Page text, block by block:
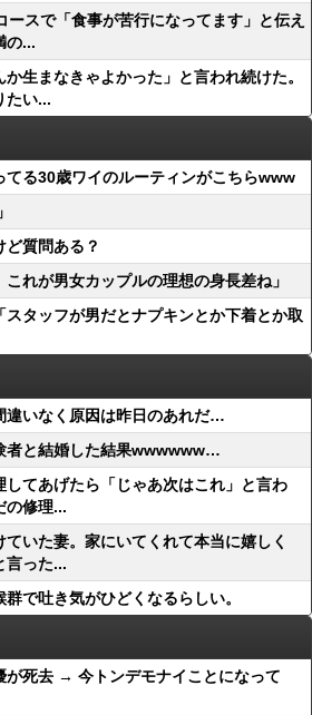
スで「食事が苦行になってます」と伝え
の...
生まなきゃよかった」と言われ続けた。
たい...
てる30歳ワイのルーティンがこちらwww
質問ある？
これが男女カップルの理想の身長差ね」
スタッフが男だとナプキンとか下着とか取
いなく原因は昨日のあれだ…
者と結婚した結果wwwwww…
てあげたら「じゃあ次はこれ」と言わ
の修理...
いた妻。家にいてくれて本当に嬉しく
言った...
群で吐き気がひどくなるらしい。
が死去 → 今トンデモナイことになって